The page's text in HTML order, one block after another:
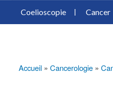
Coelioscopie Cancer
Accueil Cancerologie